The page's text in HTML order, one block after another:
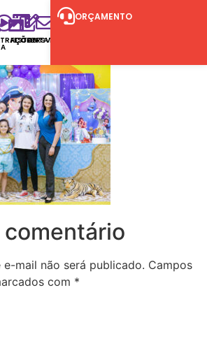
FESTAS
CONTATO
RSVP
ORÇAMENTO
comentário
e-mail não será publicado. Campos
com *